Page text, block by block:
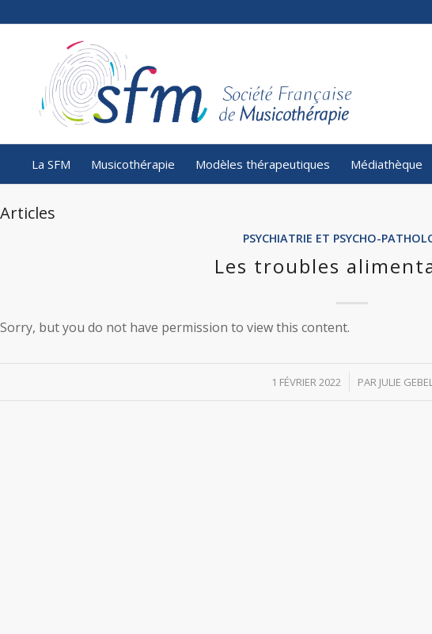
La SFM Musicothérapie Modèles thérapeutiques Médiathèque
Articles
PSYCHIATRIE ET PSYCHO-
Les troubles
Sorry, but you do not have permission to view this content.
1 FÉVRIER 2022
/ PAR JULIE